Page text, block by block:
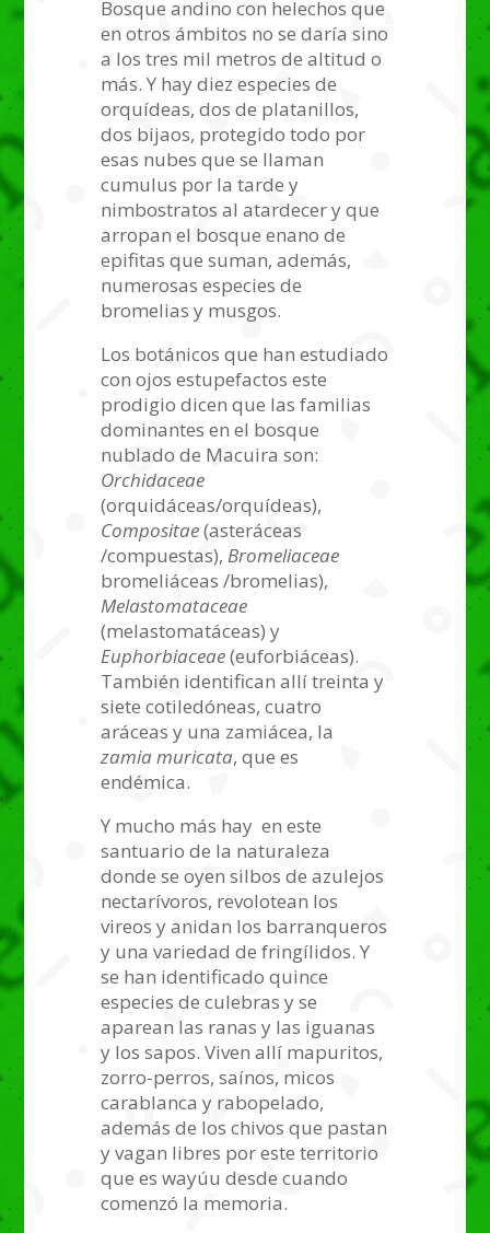
Bosque andino con helechos que
en otros ámbitos no se daría sino
a los tres mil metros de altitud o
más. Y hay diez especies de
orquídeas, dos de platanillos,
dos bijaos, protegido todo por
esas nubes que se llaman
cumulus por la tarde y
nimbostratos al atardecer y que
arropan el bosque enano de
epifitas que suman, además,
numerosas especies de
bromelias y musgos.
Los botánicos que han estudiado
con ojos estupefactos este
prodigio dicen que las familias
dominantes en el bosque
nublado de Macuira son:
Orchidaceae
(orquidáceas/orquídeas),
Compositae(asteráceas
/compuestas),Bromeliaceae
bromeliáceas /bromelias),
Melastomataceae
(melastomatáceas) y
Euphorbiaceae(euforbiáceas).
También identifican allí treinta y
siete cotiledóneas, cuatro
aráceas y una zamiácea, la
zamia muricata, que es
endémica.
Y mucho más hay en este
santuario de la naturaleza
donde se oyen silbos de azulejos
nectarívoros, revolotean los
vireos y anidan los barranqueros
y una variedad de fringílidos. Y
se han identificado quince
especies de culebras y se
aparean las ranas y las iguanas
y los sapos. Viven allí mapuritos,
zorro-perros, saínos, micos
carablanca y rabopelado,
además de los chivos que pastan
y vagan libres por este territorio
que es wayúu desde cuando
comenzó la memoria.